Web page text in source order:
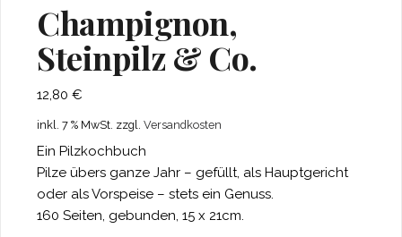
Champignon,
Steinpilz & Co.
12,80 €
inkl. 7 % MwSt. zzgl. Versandkosten
Ein Pilzkochbuch
Pilze übers ganze Jahr – gefüllt, als Hauptgericht
oder als Vorspeise – stets ein Genuss.
160 Seiten, gebunden, 15 x 21cm.